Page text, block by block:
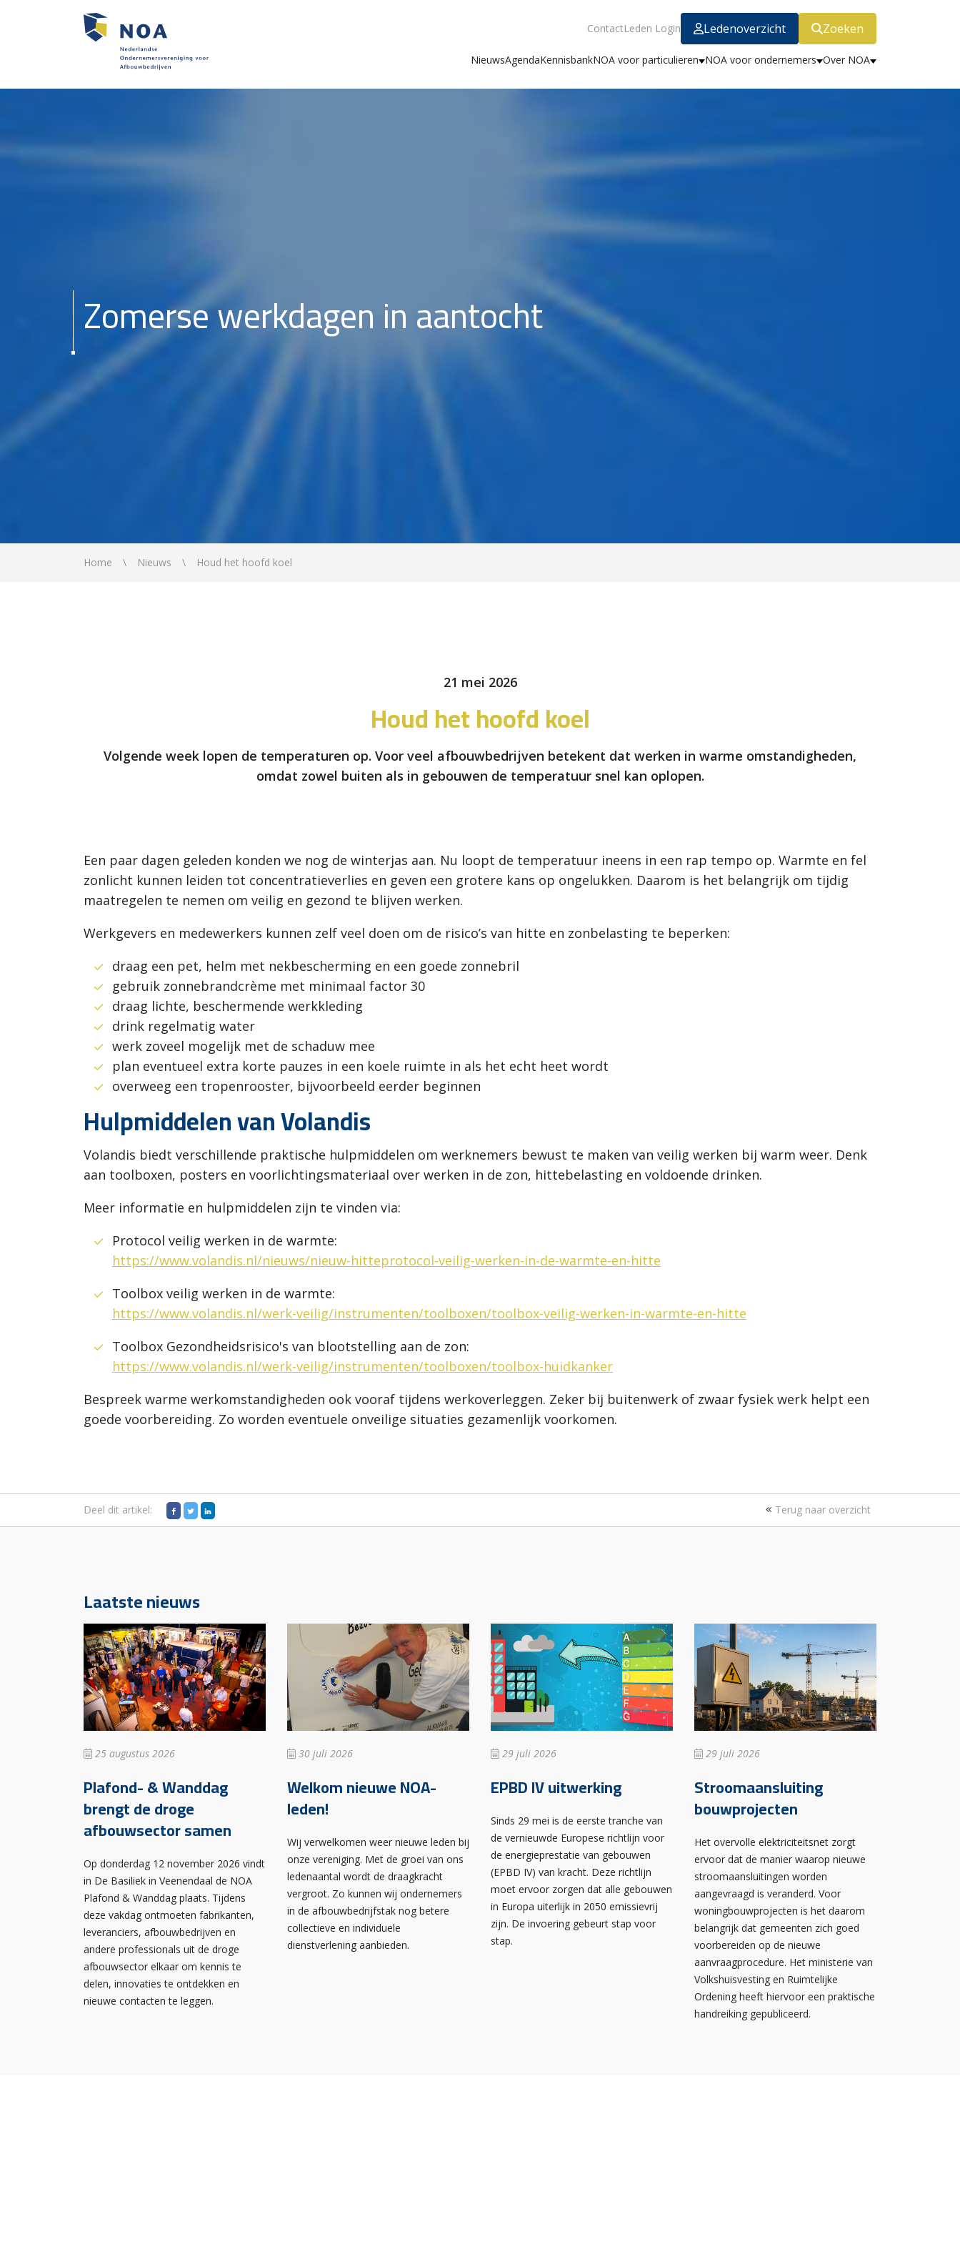
ContactLeden Login Ledenoverzicht Zoeken
NieuwsAgendaKennisbankNOA voor particulieren NOA voor ondernemers Over NOA
Zomerse werkdagen in aantocht
Home Nieuws Houd het hoofd koel
21 mei 2026
Houd het hoofd koel
Volgende week lopen de temperaturen op. Voor veel afbouwbedrijven betekent dat werken in warme omstandigheden,
omdat zowel buiten als in gebouwen de temperatuur snel kan oplopen.
Een paar dagen geleden konden we nog de winterjas aan. Nu loopt de temperatuur ineens in een rap tempo op. Warmte en fel
zonlicht kunnen leiden tot concentratieverlies en geven een grotere kans op ongelukken. Daarom is het belangrijk om tijdig
maatregelen te nemen om veilig en gezond te blijven werken.
Werkgevers en medewerkers kunnen zelf veel doen om de risico’s van hitte en zonbelasting te beperken:
draag een pet, helm met nekbescherming en een goede zonnebril
gebruik zonnebrandcrème met minimaal factor 30
draag lichte, beschermende werkkleding
drink regelmatig water
werk zoveel mogelijk met de schaduw mee
plan eventueel extra korte pauzes in een koele ruimte in als het echt heet wordt
overweeg een tropenrooster, bijvoorbeeld eerder beginnen
Hulpmiddelen van Volandis
Volandis biedt verschillende praktische hulpmiddelen om werknemers bewust te maken van veilig werken bij warm weer. Denk
aan toolboxen, posters en voorlichtingsmateriaal over werken in de zon, hittebelasting en voldoende drinken.
Meer informatie en hulpmiddelen zijn te vinden via:
Protocol veilig werken in de warmte:
https://www.volandis.nl/nieuws/nieuw-hitteprotocol-veilig-werken-in-de-warmte-en-hitte
Toolbox veilig werken in de warmte:
https://www.volandis.nl/werk-veilig/instrumenten/toolboxen/toolbox-veilig-werken-in-warmte-en-hitte
Toolbox Gezondheidsrisico's van blootstelling aan de zon:
https://www.volandis.nl/werk-veilig/instrumenten/toolboxen/toolbox-huidkanker
Bespreek warme werkomstandigheden ook vooraf tijdens werkoverleggen. Zeker bij buitenwerk of zwaar fysiek werk helpt een
goede voorbereiding. Zo worden eventuele onveilige situaties gezamenlijk voorkomen.
Deel dit artikel: Terug naar overzicht
Laatste nieuws
25 augustus 2026
Plafond- & Wanddag
brengt de droge
afbouwsector samen
Op donderdag 12 november 2026 vindt
in De Basiliek in Veenendaal de NOA
Plafond & Wanddag plaats. Tijdens
deze vakdag ontmoeten fabrikanten,
leveranciers, afbouwbedrijven en
andere professionals uit de droge
afbouwsector elkaar om kennis te
delen, innovaties te ontdekken en
nieuwe contacten te leggen.
30 juli 2026
Welkom nieuwe NOA-
leden!
Wij verwelkomen weer nieuwe leden bij
onze vereniging. Met de groei van ons
ledenaantal wordt de draagkracht
vergroot. Zo kunnen wij ondernemers
in de afbouwbedrijfstak nog betere
collectieve en individuele
dienstverlening aanbieden.
29 juli 2026
EPBD IV uitwerking
Sinds 29 mei is de eerste tranche van
de vernieuwde Europese richtlijn voor
de energieprestatie van gebouwen
(EPBD IV) van kracht. Deze richtlijn
moet ervoor zorgen dat alle gebouwen
in Europa uiterlijk in 2050 emissievrij
zijn. De invoering gebeurt stap voor
stap.
29 juli 2026
Stroomaansluiting
bouwprojecten
Het overvolle elektriciteitsnet zorgt
ervoor dat de manier waarop nieuwe
stroomaansluitingen worden
aangevraagd is veranderd. Voor
woningbouwprojecten is het daarom
belangrijk dat gemeenten zich goed
voorbereiden op de nieuwe
aanvraagprocedure. Het ministerie van
Volkshuisvesting en Ruimtelijke
Ordening heeft hiervoor een praktische
handreiking gepubliceerd.